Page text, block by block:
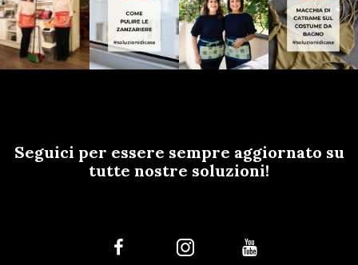
Seguici per essere sempre aggiornato su
tutte nostre soluzioni!